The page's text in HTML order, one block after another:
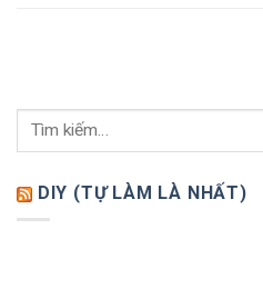
DIY (TỰ LÀM LÀ NHẤT)